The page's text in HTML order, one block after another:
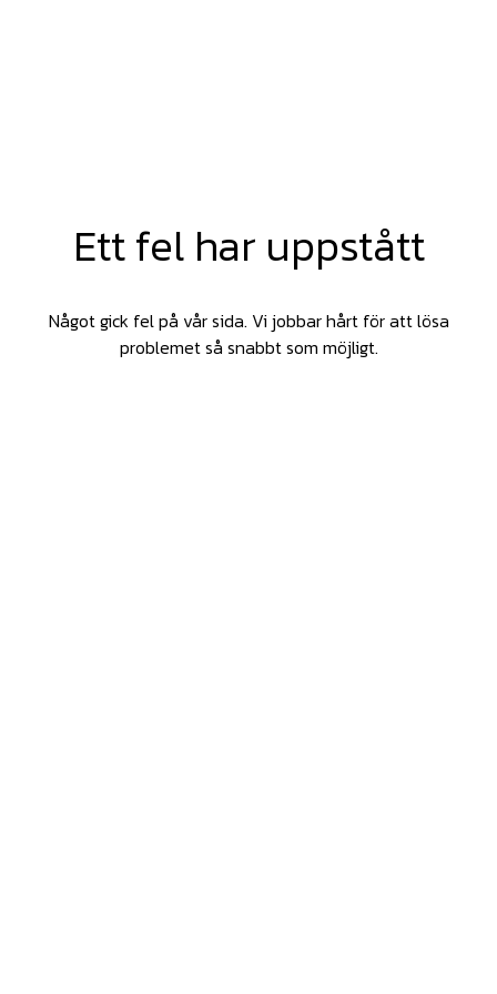
Ett fel har uppstått
Något gick fel på vår sida. Vi jobbar hårt för att lösa
problemet så snabbt som möjligt.